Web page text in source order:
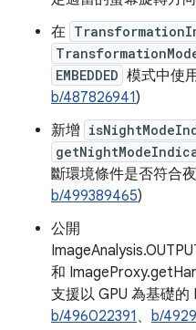
在
EMBEDDED 模式中使
b/487826941)
新增
斷環境條件是否符合
b/499389465)
公開
和
支援以 GPU 為基礎的
b/496022391 、 b/